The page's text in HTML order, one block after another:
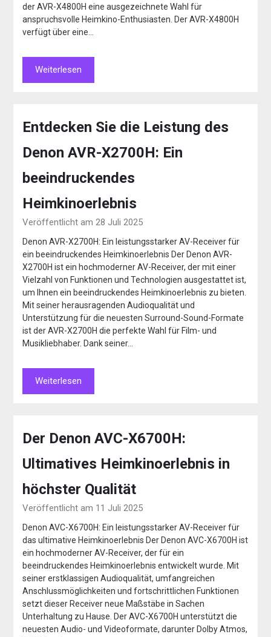
der AVR-X4800H eine ausgezeichnete Wahl für
anspruchsvolle Heimkino-Enthusiasten. Der AVR-X4800H
verfügt über eine…
Weiterlesen
Entdecken Sie die Leistung des
Denon AVR-X2700H: Ein
beeindruckendes
Heimkinoerlebnis
Veröffentlicht am 28 Juli 2025
Denon AVR-X2700H: Ein leistungsstarker AV-Receiver für
ein beeindruckendes Heimkinoerlebnis Der Denon AVR-
X2700H ist ein hochmoderner AV-Receiver, der mit einer
Vielzahl von Funktionen und Technologien ausgestattet ist,
um Ihnen ein beeindruckendes Heimkinoerlebnis zu bieten.
Mit seiner herausragenden Audioqualität und
Unterstützung für die neuesten Surround-Sound-Formate
ist der AVR-X2700H die perfekte Wahl für Film- und
Musikliebhaber. Dank seiner…
Weiterlesen
Der Denon AVC-X6700H:
Ultimatives Heimkinoerlebnis in
höchster Qualität
Veröffentlicht am 11 Juli 2025
Denon AVC-X6700H: Ein leistungsstarker AV-Receiver für
das ultimative Heimkinoerlebnis Der Denon AVC-X6700H ist
ein hochmoderner AV-Receiver, der für ein
beeindruckendes Heimkinoerlebnis entwickelt wurde. Mit
seiner erstklassigen Audioqualität, umfangreichen
Anschlussmöglichkeiten und fortschrittlichen Funktionen
setzt dieser Receiver neue Maßstäbe in Sachen
Unterhaltung zu Hause. Der AVC-X6700H unterstützt die
neuesten Audio- und Videoformate, darunter Dolby Atmos,